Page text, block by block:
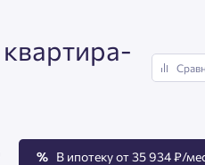
% В ипотеку от 35 934 ₽/